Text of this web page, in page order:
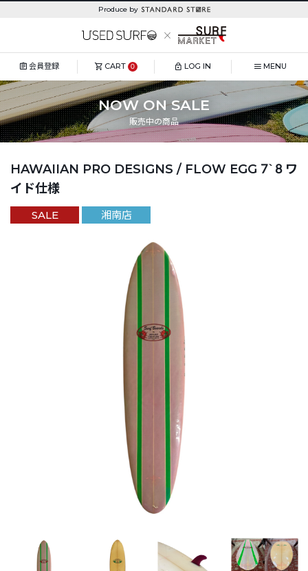
Produce by
会員登録 CART 0 LOG IN MENU
NOW ON SALE
販売中の商品
HAWAIIAN PRO DESIGNS / FLOW EGG 7`8 ワ
イド仕様
SALE 湘南店